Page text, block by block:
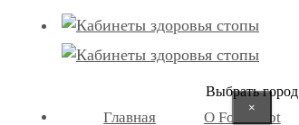
Выбрать город
×
Главная О FormFoot